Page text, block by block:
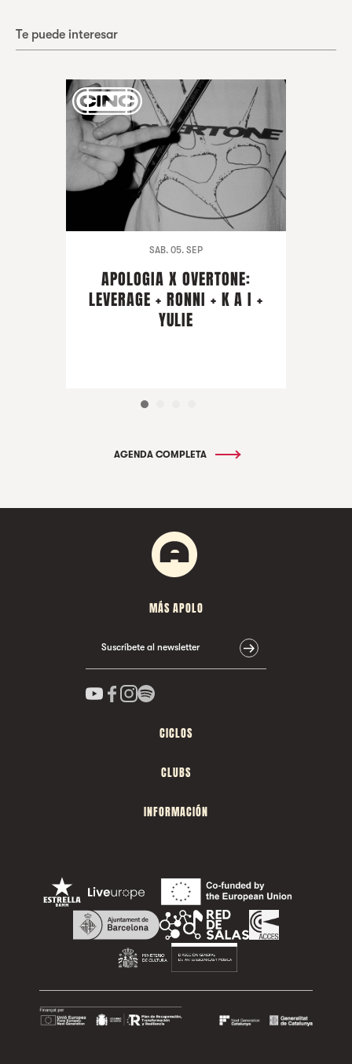
Te puede interesar
SAB. 05. SEP
APOLOGIA X OVERTONE:
LEVERAGE + RONNI + K A I +
YULIE
AGENDA COMPLETA
MÁS APOLO
Suscríbete al newsletter
CICLOS
CLUBS
INFORMACIÓN